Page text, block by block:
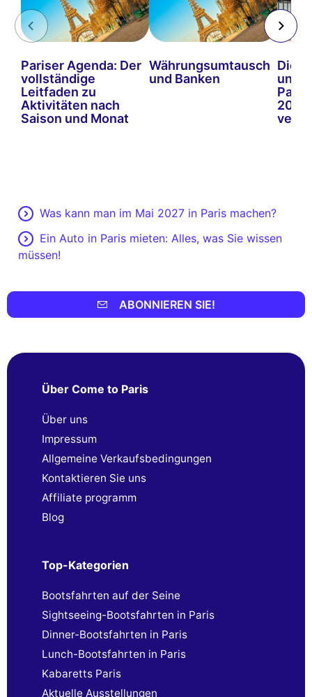
Pariser Agenda: Der
vollständige
Leitfaden zu
Aktivitäten nach
Saison und Monat
Währungsumtausch
und Banken
Die
und
Was kann man im Mai 2027 in Paris machen?
Ein Auto in Paris mieten: Alles, was Sie wissen
müssen!
ABONNIEREN SIE!
Über Come to Paris
Über uns
Impressum
Allgemeine Verkaufsbedingungen
Kontaktieren Sie uns
Affiliate programm
Blog
Top-Kategorien
Bootsfahrten auf der Seine
Sightseeing-Bootsfahrten in Paris
Dinner-Bootsfahrten in Paris
Lunch-Bootsfahrten in Paris
Kabaretts Paris
Aktuelle Ausstellungen